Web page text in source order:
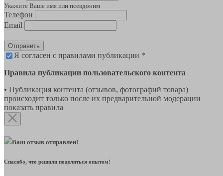
Укажите Ваше имя или псевдоним
Телефон
Email
Отправить
Я согласен с правилами публикации *
Правила публикации пользовательского контента
• Публикация контента (отзывов, фотографий товара)
происходит только после их предварительной модерации
показать правила
Ваш отзыв отправлен!
Спасибо, что решили поделиться опытом!